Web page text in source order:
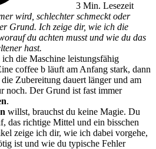
3 Min. Lesezeit
wird, schlechter schmeckt oder
Grund. Ich zeige dir, wie ich die
du achten musst und wie du das
hast.
die Maschine leistungsfähig
coffee b läuft am Anfang stark, dann
Zubereitung dauert länger und am
noch. Der Grund ist fast immer
.
willst, brauchst du keine Magie. Du
das richtige Mittel und ein bisschen
zeige ich dir, wie ich dabei vorgehe,
ist und wie du typische Fehler